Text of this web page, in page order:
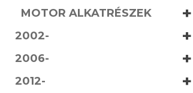
MOTOR ALKATRÉSZEK
+
2002- +
2006- +
2012- +